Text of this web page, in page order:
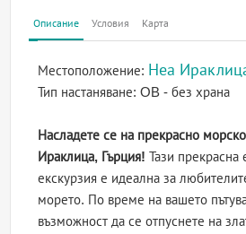
Описание Условия Карта
Местоположение: Неа
Тип настаняване:OB - без храна
Насладете се на прекрасно
Ираклица, Гърция! Тази прекрасна
екскурзия е идеална за
морето. По време на вашето
възможност да се отпуснете на